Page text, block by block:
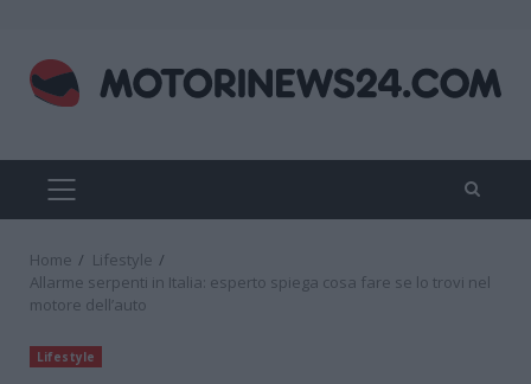
content
PRIMARY
MENU
Home
Lifestyle
Allarme serpenti in Italia: esperto spiega cosa fare se lo trovi nel
motore dell’auto
Lifestyle